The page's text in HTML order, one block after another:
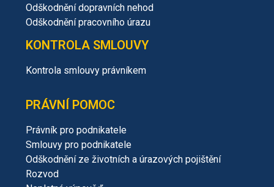
Odškodnění dopravních nehod
Odškodnění pracovního úrazu
KONTROLA SMLOUVY
Kontrola smlouvy právníkem
PRÁVNÍ POMOC
Právník pro podnikatele
Smlouvy pro podnikatele
Odškodnění ze životních a úrazových pojištění
Rozvod